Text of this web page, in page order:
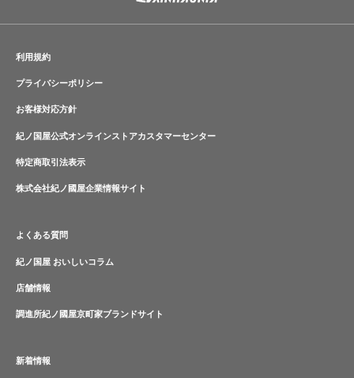
利用規約
プライバシーポリシー
お客様対応方針
紀ノ国屋公式オンラインストアカスタマーセンター
特定商取引法表示
株式会社紀ノ國屋企業情報サイト
よくある質問
紀ノ国屋 おいしいコラム
店舗情報
調進所紀ノ國屋京町家ブランドサイト
新着情報